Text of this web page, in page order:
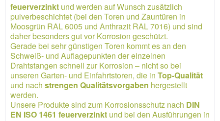
feuerverzinkt und werden auf Wunsch zusätzlich
pulverbeschichtet (bei den Toren und Zauntüren in
Moosgrün RAL 6005 und Anthrazit RAL 7016) und sind
daher besonders gut vor Korrosion geschützt.
Gerade bei sehr günstigen Toren kommt es an den
Schweiß- und Auflagepunkten der einzelnen
Drahtstangen schnell zur Korrosion – nicht so bei
unseren Garten- und Einfahrtstoren, die in Top-Qualität
und nach strengen Qualitätsvorgaben hergestellt
werden.
Unsere Produkte sind zum Korrosionsschutz nach DIN
EN ISO 1461 feuerverzinkt und bei den Ausführungen in